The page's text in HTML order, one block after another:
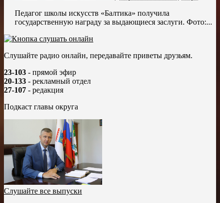
Педагог школы искусств «Балтика» получила
государственную награду за выдающиеся заслуги. Фото:...
Слушайте радио онлайн, передавайте приветы друзьям.
23-103 - прямой эфир
20-133 - рекламный отдел
27-107 - редакция
Подкаст главы округа
Слушайте все выпуски